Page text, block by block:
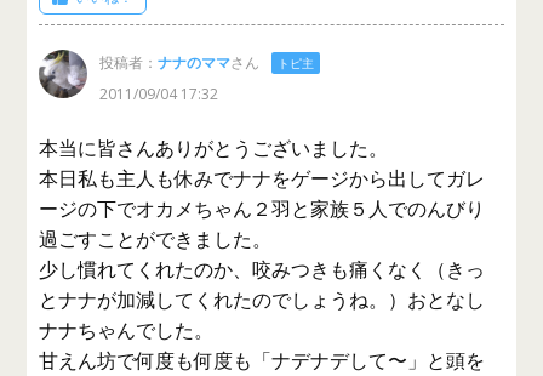
投稿者：ナナのママさん トピ主
2011/09/04 17:32
本当に皆さんありがとうございました。
本日私も主人も休みでナナをゲージから出してガレ
ージの下でオカメちゃん２羽と家族５人でのんびり
過ごすことができました。
少し慣れてくれたのか、咬みつきも痛くなく（きっ
とナナが加減してくれたのでしょうね。）おとなし
ナナちゃんでした。
甘えん坊で何度も何度も「ナデナデして〜」と頭を